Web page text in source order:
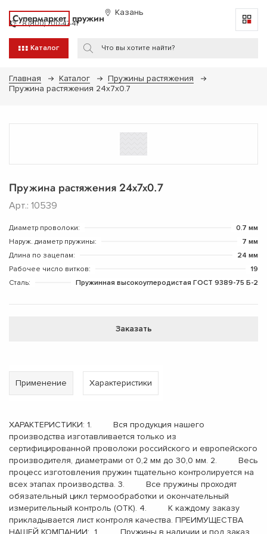
Супермаркет пружин Казань
8 (800) 700-47-41
Каталог
Главная Каталог
Пружины растяжения
Пружина растяжения 24x7x0.7
Пружина растяжения 24x7x0.7
Арт.: 10539
Диаметр проволоки:
0.7 мм
Наруж. диаметр пружины:
7 мм
Длина по зацепам:
24 мм
Рабочее число витков:
19
Сталь:
Пружинная высокоуглеродистая ГОСТ 9389-75 Б-2
Заказать
Применение Характеристики
ХАРАКТЕРИСТИКИ: 1. Вся продукция нашего
производства изготавливается только из
сертифицированной проволоки российского и европейского
производителя, диаметрами от 0,2 мм до 30,0 мм. 2. Весь
процесс изготовления пружин тщательно контролируется на
всех этапах производства. 3. Все пружины проходят
обязательный цикл термообработки и окончательный
измерительный контроль (ОТК). 4. К каждому заказу
прикладывается лист контроля качества. ПРЕИМУЩЕСТВА
НАШЕЙ КОМПАНИИ: 1. Пружины в наличии и под заказ